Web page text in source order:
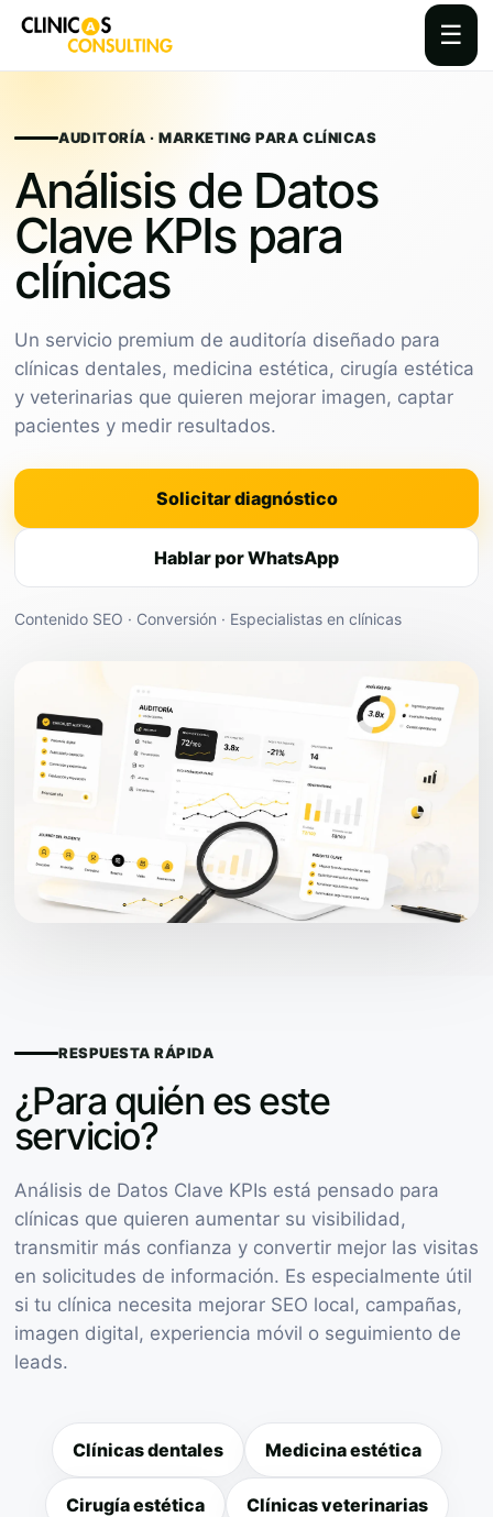
☰
contentAUDITORÍA · MARKETING PARA CLÍNICAS
Análisis de Datos
Clave KPIs para
clínicas
Un servicio premium de auditoría diseñado para
clínicas dentales, medicina estética, cirugía estética
y veterinarias que quieren mejorar imagen, captar
pacientes y medir resultados.
Solicitar diagnóstico
Hablar por WhatsApp
Contenido SEO · Conversión · Especialistas en clínicas
RESPUESTA RÁPIDA
¿Para quién es este
servicio?
Análisis de Datos Clave KPIs está pensado para
clínicas que quieren aumentar su visibilidad,
transmitir más confianza y convertir mejor las visitas
en solicitudes de información. Es especialmente útil
si tu clínica necesita mejorar SEO local, campañas,
imagen digital, experiencia móvil o seguimiento de
leads.
Clínicas dentales Medicina estética
Cirugía estética Clínicas veterinarias